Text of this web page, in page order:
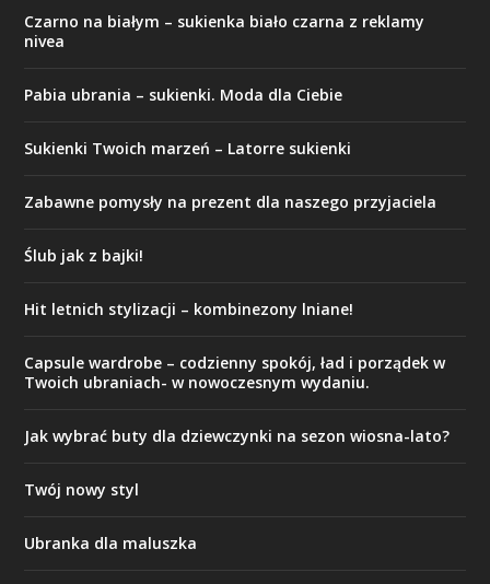
Czarno na białym – sukienka biało czarna z reklamy
nivea
Pabia ubrania – sukienki. Moda dla Ciebie
Sukienki Twoich marzeń – Latorre sukienki
Zabawne pomysły na prezent dla naszego przyjaciela
Ślub jak z bajki!
Hit letnich stylizacji – kombinezony lniane!
Capsule wardrobe – codzienny spokój, ład i porządek w
Twoich ubraniach- w nowoczesnym wydaniu.
Jak wybrać buty dla dziewczynki na sezon wiosna-lato?
Twój nowy styl
Ubranka dla maluszka